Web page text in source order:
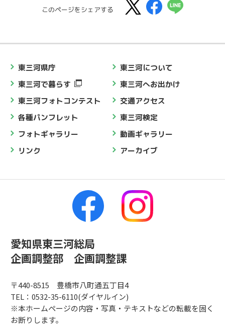
このページをシェアする
東三河県庁
東三河について
東三河で暮らす
東三河へお出かけ
東三河フォトコンテスト
交通アクセス
各種パンフレット
東三河検定
フォトギャラリー
動画ギャラリー
リンク
アーカイブ
愛知県東三河総局
企画調整部 企画調整課
〒440-8515 豊橋市八町通五丁目4
TEL：0532-35-6110(ダイヤルイン)
※本ホームページの内容・写真・テキストなどの転載を固く
お断りします。